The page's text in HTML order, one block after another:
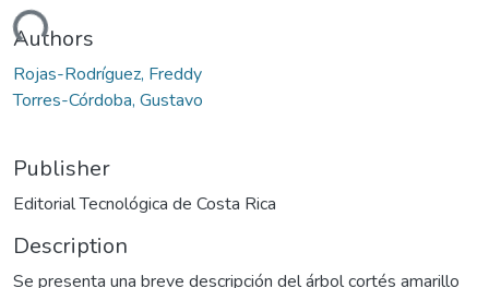
Authors
Rojas-Rodríguez, Freddy
Torres-Córdoba, Gustavo
Publisher
Editorial Tecnológica de Costa Rica
Description
Se presenta una breve descripción del árbol cortés amarillo